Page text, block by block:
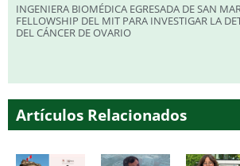
INGENIERA BIOMÉDICA EGRESADA DE SAN
FELLOWSHIP DEL MIT PARA INVESTIGAR LA
DEL CÁNCER DE OVARIO
Artículos Relacionados